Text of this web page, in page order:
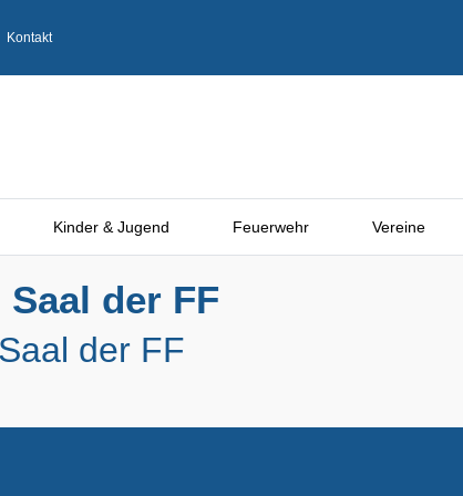
Kontakt
Kinder & Jugend Feuerwehr Vereine
der FF
der FF